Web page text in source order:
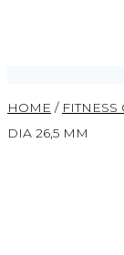
HOME /
DIA 26,5 MM